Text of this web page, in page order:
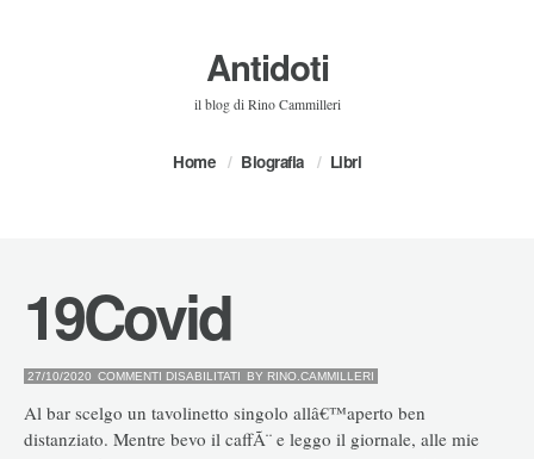
Antidoti
il blog di Rino Cammilleri
Home Biografia Libri
19Covid
27/10/2020 COMMENTI DISABILITATI SU
BY RINO.CAMMILLERI
Al bar scelgo un tavolinetto singolo allâ€™aperto ben
distanziato. Mentre bevo il caffÃ¨ e leggo il giornale, alle mie